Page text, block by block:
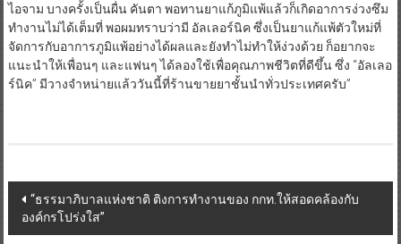
ไอจาม บางครั้งเป็นผื่น คันตา พอทานยาแก้ภูมิแพ้แล้วก็เกิดอาการง่วงซึม
ทำงานไม่ได้เต็มที่ พอผมทราบว่ามี อัลเลอร์นิค ซึ่งเป็นยาแก้แพ้ตัวใหม่ที่
จัดการกับอาการภูมิแพ้อย่างได้ผลและยังทำไม่ทำให้ง่วงด้วย ก็อยากจะ
แนะนำให้เพื่อนๆ และแฟนๆ ได้ลองใช้เพื่อคุณภาพชีวิตที่ดีขึ้น ซึ่ง “อัลเลอ
ร์นิค” มีวางจำหน่ายแล้ววันนี้ที่ร้านขายยาชั้นนำทั่วประเทศครับ”
Post
navigation
“ธรรมาภิบาลแห่งชาติ ติงการทำงานของ กกท.ให้สอดคล้องกับ
องค์กรโปร่งใส”